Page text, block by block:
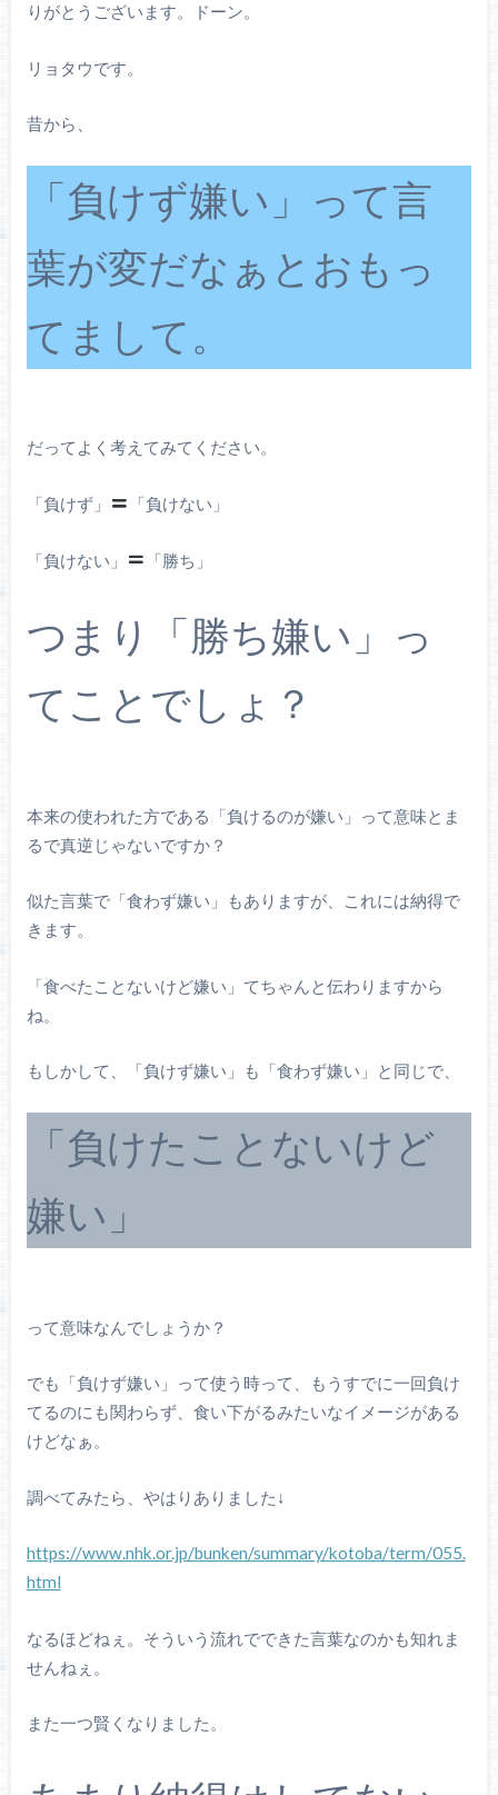
りがとうございます。ドーン。
リョタウです。
昔から、
「負けず嫌い」って言
葉が変だなぁとおもっ
てまして。
だってよく考えてみてください。
「負けず」 「負けない」
「負けない」 「勝ち」
つまり「勝ち嫌い」っ
てことでしょ？
本来の使われた方である「負けるのが嫌い」って意味とま
るで真逆じゃないですか？
似た言葉で「食わず嫌い」もありますが、これには納得で
きます。
「食べたことないけど嫌い」てちゃんと伝わりますから
ね。
もしかして、「負けず嫌い」も「食わず嫌い」と同じで、
「負けたことないけど
嫌い」
って意味なんでしょうか？
でも「負けず嫌い」って使う時って、もうすでに一回負け
てるのにも関わらず、食い下がるみたいなイメージがある
けどなぁ。
調べてみたら、やはりありました↓
https://www.nhk.or.jp/bunken/summary/kotoba/term/055.
html
なるほどねぇ。そういう流れでできた言葉なのかも知れま
せんねぇ。
また一つ賢くなりました。